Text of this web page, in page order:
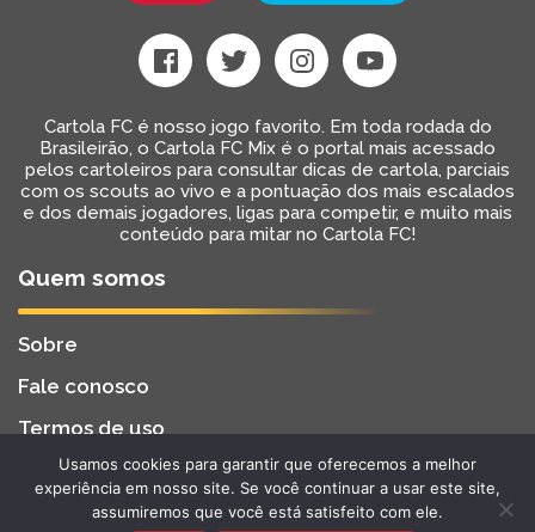
Cartola FC é nosso jogo favorito. Em toda rodada do
Brasileirão, o Cartola FC Mix é o portal mais acessado
pelos cartoleiros para consultar dicas de cartola, parciais
com os scouts ao vivo e a pontuação dos mais escalados
e dos demais jogadores, ligas para competir, e muito mais
conteúdo para mitar no Cartola FC!
Quem somos
Sobre
Fale conosco
Termos de uso
2022 - Todos os Direitos Reservados
Desenvolvido por BW2 Tecnologia
Usamos cookies para garantir que oferecemos a melhor
experiência em nosso site. Se você continuar a usar este site,
assumiremos que você está satisfeito com ele.